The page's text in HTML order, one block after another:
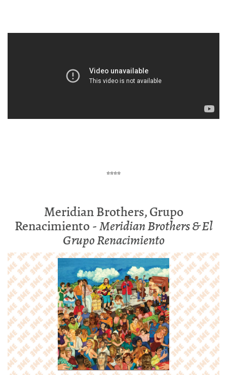
****
Meridian Brothers, Grupo
Renacimiento -Meridian Brothers & El
Grupo Renacimiento